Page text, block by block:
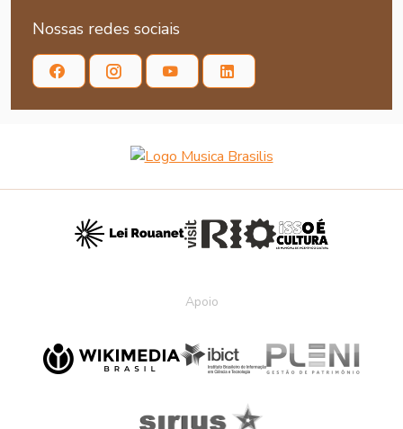
Nossas redes sociais
Apoio